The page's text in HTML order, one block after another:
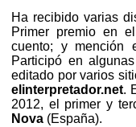
Ha recibido varias
Primer premio en
cuento; y mención
Participó en
editado por varios
elinterpretador.net.
2012, el primer y
Nova (España).